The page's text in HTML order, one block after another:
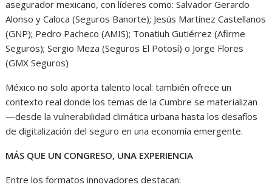
asegurador mexicano, con líderes como: Salvador Gerardo
Alonso y Caloca (Seguros Banorte); Jesús Martínez Castellanos
(GNP); Pedro Pacheco (AMIS); Tonatiuh Gutiérrez (Afirme
Seguros); Sergio Meza (Seguros El Potosí) o Jorge Flores
(GMX Seguros)
México no solo aporta talento local: también ofrece un
contexto real donde los temas de la Cumbre se materializan
—desde la vulnerabilidad climática urbana hasta los desafíos
de digitalización del seguro en una economía emergente.
MÁS QUE UN CONGRESO, UNA EXPERIENCIA
Entre los formatos innovadores destacan: